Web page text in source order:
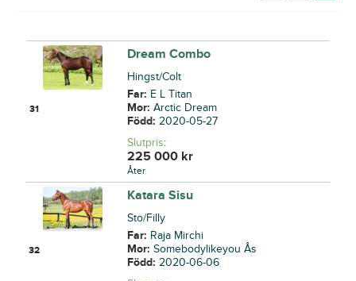
31
Dream Combo
Hingst/Colt
Far: E L Titan
Mor:Arctic Dream
Född:2020-05-27
Slutpris:
225 000 kr
Åter
32
Katara Sisu
Sto/Filly
Far: Raja Mirchi
Mor:Somebodylikeyou Ås
Född:2020-06-06